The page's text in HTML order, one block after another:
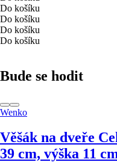
Do košíku
Do košíku
Do košíku
Do košíku
Bude se hodit
Wenko
Věšák na dveře
39 cm, výška 11